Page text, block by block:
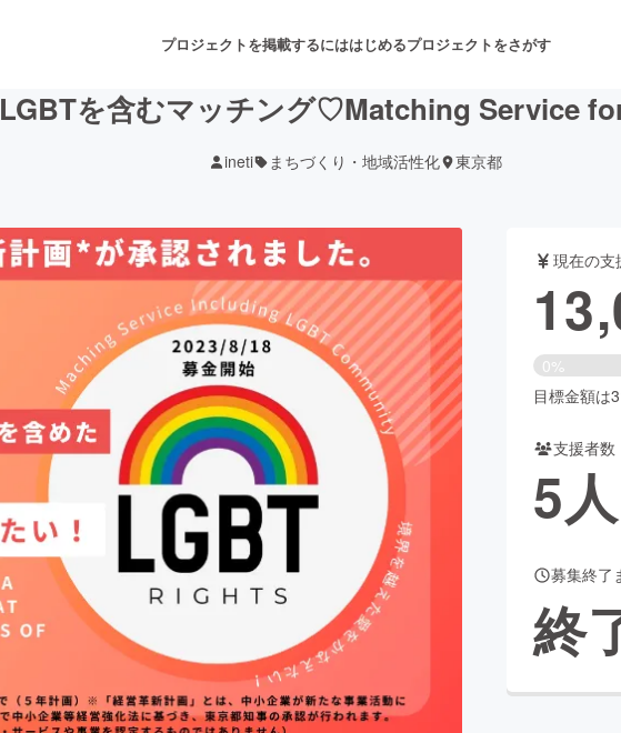
プロジェクトを掲載するにははじめるプロジェクトをさがす
音楽 舞台・パフォーマンス
ゲーム・サービス開発 フード・飲食店
書籍・雑誌出版 アニメ・漫画
チャレンジ ビューティー・ヘルスケア
CAMPFIRE for Social GoodCAMPFIRE Creation
CAMPFIREふるさと納税machi-ya
LGBTを含むマッチング♡Matching Service
ineti まちづくり・地域活性化 東京都
現在の支
0%
目標金額は
支援者数
5人
募集終了
終